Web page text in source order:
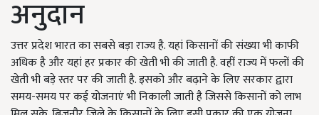
अनुदान
उत्तर प्रदेश भारत का सबसे बड़ा राज्य है. यहां किसानों की संख्या भी काफी
अधिक है और यहां हर प्रकार की खेती भी की जाती है. वहीं राज्य में फलों की
खेती भी बड़े स्तर पर की जाती है. इसको और बढ़ाने के लिए सरकार द्वारा
समय-समय पर कई योजनाएं भी निकाली जाती है जिससे किसानों को लाभ